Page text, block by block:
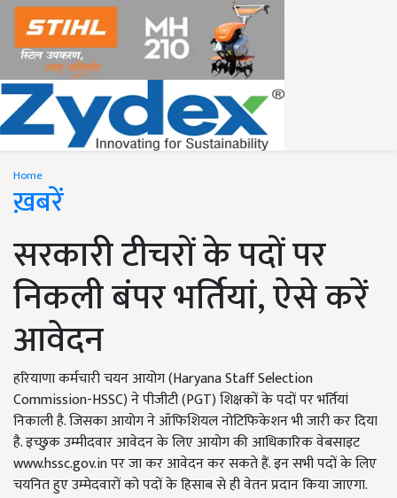
Home
ख़बरें
सरकारी टीचरों के पदों पर
निकली बंपर भर्तियां, ऐसे करें
आवेदन
हरियाणा कर्मचारी चयन आयोग (Haryana Staff Selection
Commission-HSSC) ने पीजीटी (PGT) शिक्षकों के पदों पर भर्तियां
निकाली है. जिसका आयोग ने ऑफिशियल नोटिफिकेशन भी जारी कर दिया
है. इच्छुक उम्मीदवार आवेदन के लिए आयोग की आधिकारिक वेबसाइट
www.hssc.gov.in पर जा कर आवेदन कर सकते हैं. इन सभी पदों के लिए
चयनित हुए उम्मेदवारों को पदों के हिसाब से ही वेतन प्रदान किया जाएगा.